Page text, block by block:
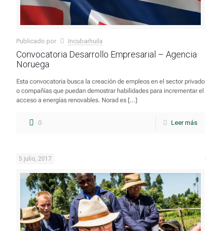
Publicado por Incubarhuila
Convocatoria Desarrollo Empresarial – Agencia
Noruega
Esta convocatoria busca la creación de empleos en el sector privado
o compañías que puedan demostrar habilidades para incrementar el
acceso a energías renovables. Norad es […]
0 Leer más
5 julio, 2017